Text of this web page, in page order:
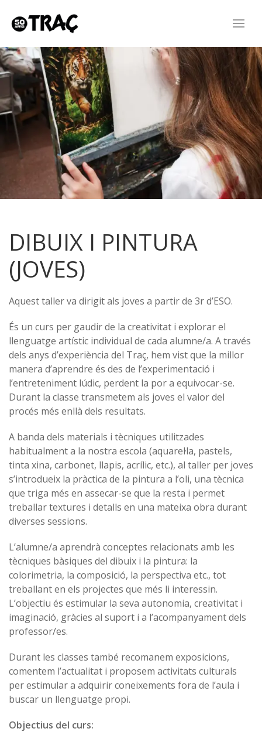
DIBUIX I PINTURA
(JOVES)
Aquest taller va dirigit als joves a partir de 3r d’ESO.
És un curs per gaudir de la creativitat i explorar el
llenguatge artístic individual de cada alumne/a. A través
dels anys d’experiència del Traç, hem vist que la millor
manera d’aprendre és des de l’experimentació i
l’entreteniment lúdic, perdent la por a equivocar-se.
Durant la classe transmetem als joves el valor del
procés més enllà dels resultats.
A banda dels materials i tècniques utilitzades
habitualment a la nostra escola (aquarel·la, pastels,
tinta xina, carbonet, llapis, acrílic, etc.), al taller per joves
s’introdueix la pràctica de la pintura a l’oli, una tècnica
que triga més en assecar-se que la resta i permet
treballar textures i detalls en una mateixa obra durant
diverses sessions.
L’alumne/a aprendrà conceptes relacionats amb les
tècniques bàsiques del dibuix i la pintura: la
colorimetria, la composició, la perspectiva etc., tot
treballant en els projectes que més li interessin.
L’objectiu és estimular la seva autonomia, creativitat i
imaginació, gràcies al suport i a l’acompanyament dels
professor/es.
Durant les classes també recomanem exposicions,
comentem l’actualitat i proposem activitats culturals
per estimular a adquirir coneixements fora de l’aula i
buscar un llenguatge propi.
Objectius del curs: